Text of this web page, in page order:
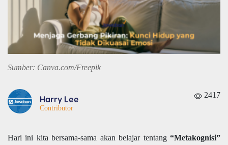
Sumber: Canva.com/Freepik
Harry Lee
Contributor
2417
Hari ini kita bersama-sama akan belajar tentang “Metakognisi”